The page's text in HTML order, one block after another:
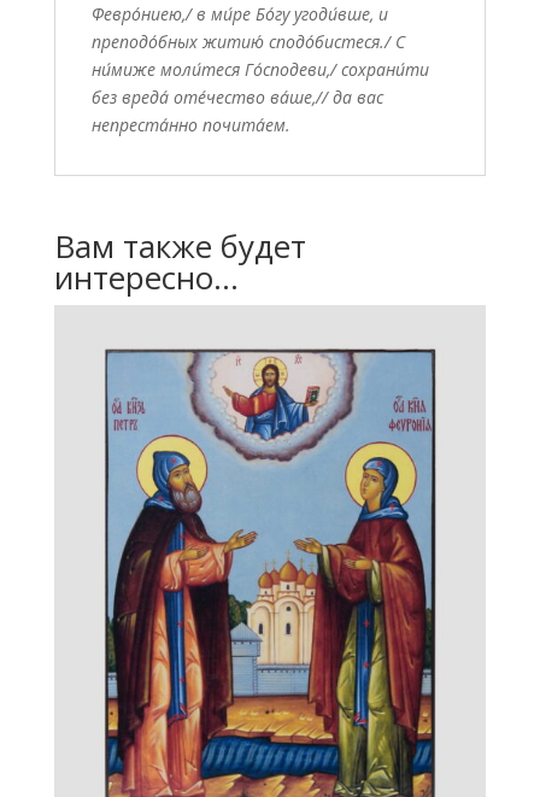
Февро́ниею,/ в ми́ре Бо́гу угоди́вше, и
преподо́бных житию́ сподо́бистеся./ С
ни́миже моли́теся Го́сподеви,/сохрани́ти
без вреда́ оте́чество ва́ше,// да вас
непреста́нно почита́ем.
Вам также будет
интересно…